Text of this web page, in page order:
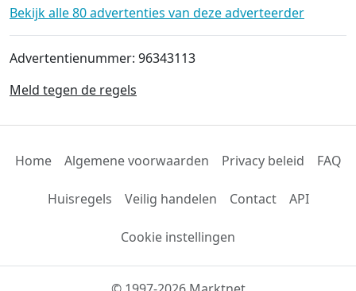
Bekijk alle 80 advertenties van deze adverteerder
Advertentienummer: 96343113
Meld tegen de regels
Home Algemene voorwaarden Privacy beleid FAQ
Huisregels Veilig handelen Contact API
Cookie instellingen